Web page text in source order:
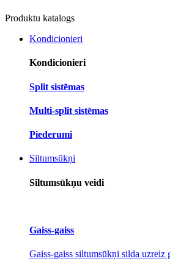
Produktu katalogs
Kondicionieri
Kondicionieri
Split sistēmas
Multi-split sistēmas
Piederumi
Siltumsūkņi
Siltumsūkņu veidi
Gaiss-gaiss
Gaiss-gaiss siltumsūkņi silda uzreiz